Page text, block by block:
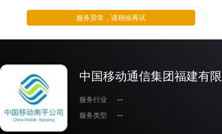
中国移动通信集团福建有
服务行业
--
服务类型
--
服务异常，请稍候再试